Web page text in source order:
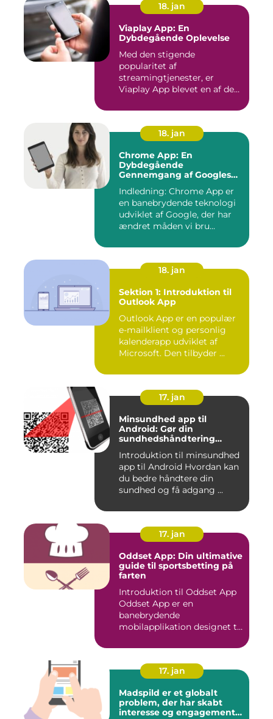
18. jan
Viaplay App: En
Dybdegående Oplevelse
Med den stigende
popularitet af
streamingtjenester, er
Viaplay App blevet en af de
18. jan
Chrome App: En
Dybdegående
Gennemgang af Googles
applikationer
Indledning: Chrome App er
en banebrydende teknologi
udviklet af Google, der har
ændret måden vi bru...
18. jan
Sektion 1: Introduktion til
Outlook App
Outlook App er en populær
e-mailklient og personlig
kalenderapp udviklet af
Microsoft. Den tilbyder ...
17. jan
Minsundhed app til
Android: Gør din
sundhedshåndtering
Introduktion til minsundhed
app til Android Hvordan kan
du bedre håndtere din
sundhed og få adgang ...
17. jan
Oddset App: Din ultimative
guide til sportsbetting på
farten
Introduktion til Oddset App
Oddset App er en
banebrydende
mobilapplikation designet til
17. jan
Madspild er et globalt
problem, der har skabt
interesse og engagement